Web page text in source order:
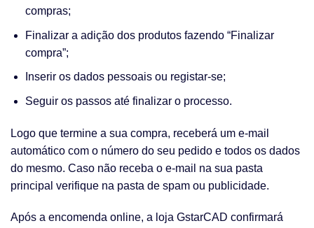
compras;
Finalizar a adição dos produtos fazendo “Finalizar
compra”;
Inserir os dados pessoais ou registar-se;
Seguir os passos até finalizar o processo.
Logo que termine a sua compra, receberá um e-mail
automático com o número do seu pedido e todos os dados
do mesmo. Caso não receba o e-mail na sua pasta
principal verifique na pasta de spam ou publicidade.
Após a encomenda online, a loja GstarCAD confirmará